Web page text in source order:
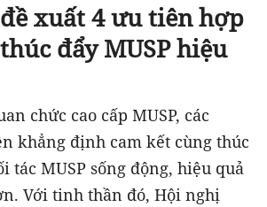
xuất 4 ưu tiên hợp
đẩy MUSP hiệu
chức cao cấp MUSP, các
khẳng định cam kết cùng thúc
tác MUSP sống động, hiệu quả
Với tinh thần đó, Hội nghị